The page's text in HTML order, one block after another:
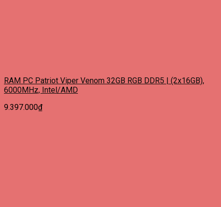
RAM PC Patriot Viper Venom 32GB RGB DDR5 | (2x16GB),
6000MHz, Intel/AMD
9.397.000₫